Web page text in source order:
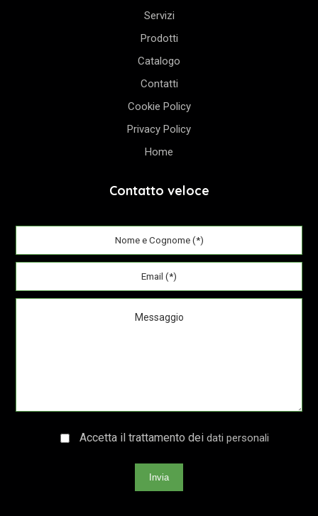
Servizi
Prodotti
Catalogo
Contatti
Cookie Policy
Privacy Policy
Home
Contatto veloce
Accetta il trattamento dei dati personali
Invia